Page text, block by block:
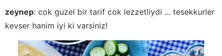
zeynep: cok guzel bir tarif cok lezzetliydi ... tesekkurler
kevser hanim iyi ki varsiniz!